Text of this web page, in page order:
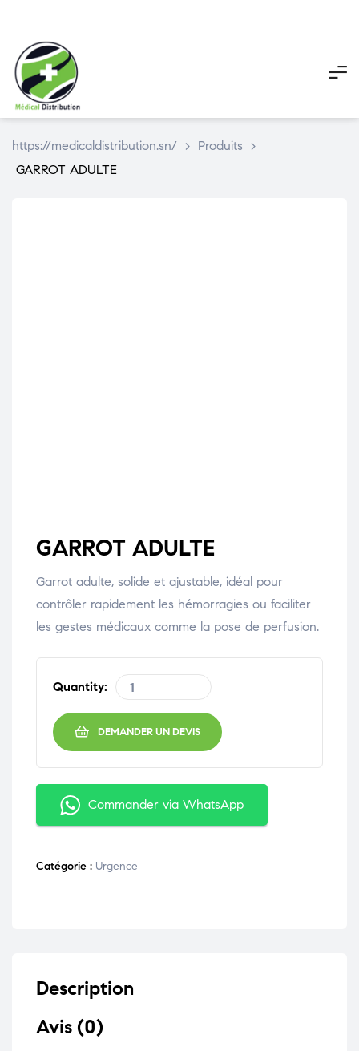
https://medicaldistribution.sn/ > Produits
>
GARROT ADULTE
GARROT ADULTE
Garrot adulte, solide et ajustable, idéal pour
contrôler rapidement les hémorragies ou faciliter
les gestes médicaux comme la pose de perfusion.
Quantity:
DEMANDER UN DEVIS
Commander via WhatsApp
Catégorie : Urgence
Description
Avis (0)